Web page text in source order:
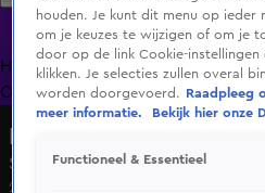
HomeUitzending Gemist
OranjezomerLivestreamsShop
Seizoen 1, aflevering 2
28 okt 2016, 21:30
houden. Je kunt dit menu op ieder
om je keuzes te wijzigen of om je
door op de link Cookie-
klikken. Je selecties zullen overal
worden doorgevoerd.
Raadpleeg
meer informatie.
Bekijk hier onze
Functioneel & Essentieel